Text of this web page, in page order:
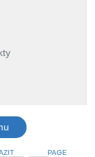
PAGE